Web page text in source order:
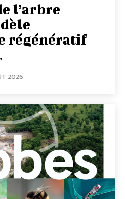
l’arbre
régénératif
2026